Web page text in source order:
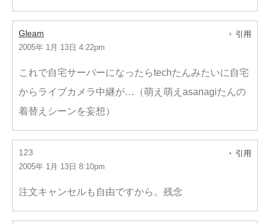
Gleam
2005年 1月 13日 4:22pm
引用
これで自宅サーバーになったらtechたんみたいに自宅
からライブカメラ中継が…（萌え萌えasanagiたんの
着替えシーンを妄想）
123
2005年 1月 13日 8:10pm
引用
注文キャンセルも自由ですから。残念